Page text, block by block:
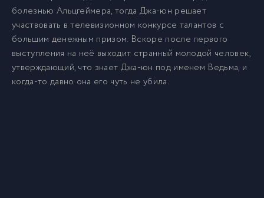
болезнью Альцгеймера, тогда Джа-юн решает
участвовать в телевизионном конкурсе талантов с
большим денежным призом. Вскоре после первого
выступления на неё выходит странный молодой человек,
утверждающий, что знает Джа-юн под именем Ведьма, и
когда-то давно она его чуть не убила.